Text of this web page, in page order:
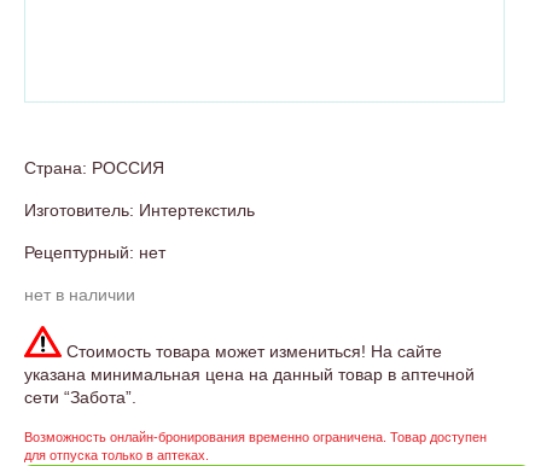
Страна: РОССИЯ
Изготовитель: Интертекстиль
Рецептурный: нет
нет в наличии
Стоимость товара может измениться! На сайте
указана минимальная цена на данный товар в аптечной
сети “Забота”.
Возможность онлайн-бронирования временно ограничена. Товар доступен
для отпуска только в аптеках.